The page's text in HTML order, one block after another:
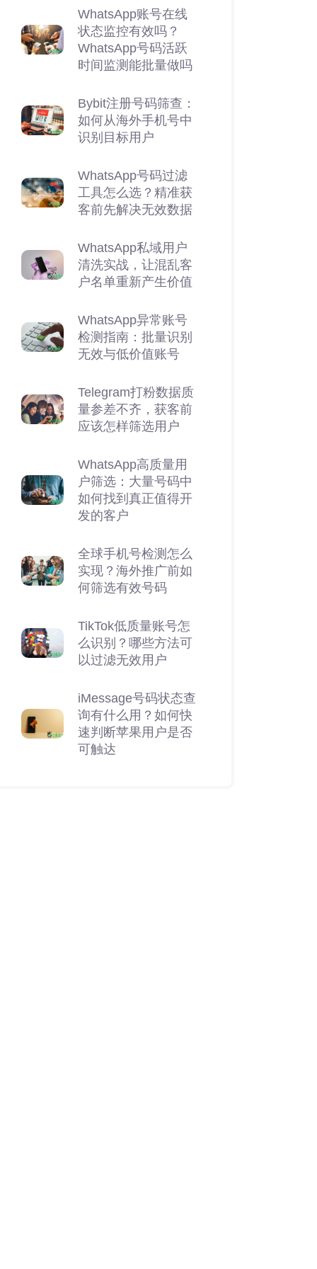
WhatsApp账号在线
状态监控有效吗？
WhatsApp号码活跃
时间监测能批量做吗
Bybit注册号码筛查：
如何从海外手机号中
识别目标用户
WhatsApp号码过滤
工具怎么选？精准获
客前先解决无效数据
WhatsApp私域用户
清洗实战，让混乱客
户名单重新产生价值
WhatsApp异常账号
检测指南：批量识别
无效与低价值账号
Telegram打粉数据质
量参差不齐，获客前
应该怎样筛选用户
WhatsApp高质量用
户筛选：大量号码中
如何找到真正值得开
发的客户
全球手机号检测怎么
实现？海外推广前如
何筛选有效号码
TikTok低质量账号怎
么识别？哪些方法可
以过滤无效用户
iMessage号码状态查
询有什么用？如何快
速判断苹果用户是否
可触达